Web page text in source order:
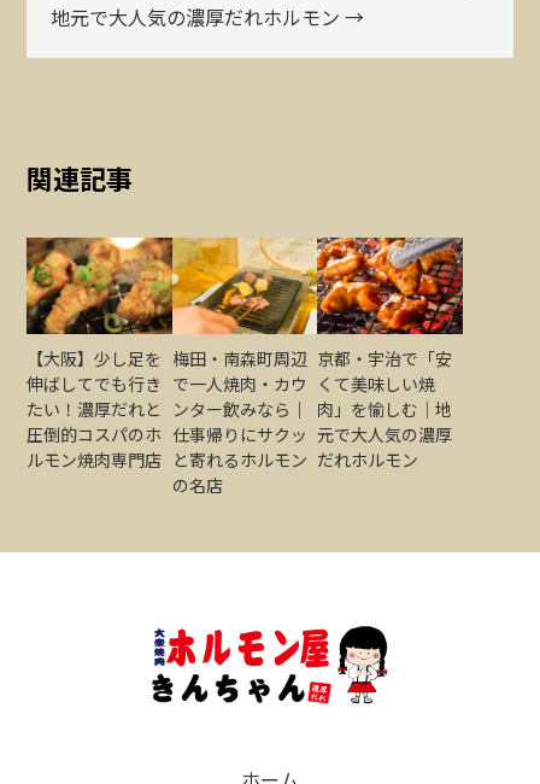
地元で大人気の濃厚だれホルモン →
関連記事
【大阪】少し足を
伸ばしてでも行き
たい！濃厚だれと
圧倒的コスパのホ
ルモン焼肉専門店
梅田・南森町周辺
で一人焼肉・カウ
ンター飲みなら｜
仕事帰りにサクッ
と寄れるホルモン
の名店
京都・宇治で「安
くて美味しい焼
肉」を愉しむ｜地
元で大人気の濃厚
だれホルモン